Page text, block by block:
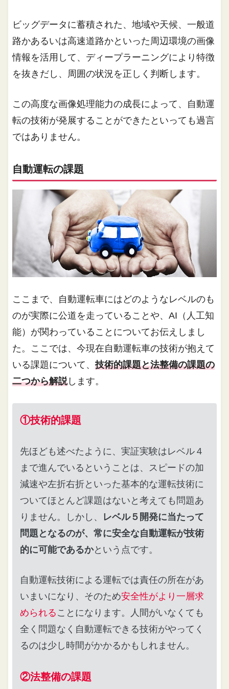
ビッグデータに蓄積された、地域や天候、一般道
路かあるいは高速道路かといった周辺環境の画像
情報を活用して、ディープラーニングにより特徴
を抜きだし、周囲の状況を正しく判断します。
この高度な画像処理能力の成長によって、自動運
転の技術が発展することができたといっても過言
ではありません。
自動運転の課題
ここまで、自動運転車にはどのようなレベルのも
のが実際に公道を走っていることや、AI（人工知
能）が関わっていることについてお伝えしまし
た。ここでは、今現在自動運転車の技術が抱えて
いる課題について、技術的課題と法整備の課題の
二つから解説します。
①技術的課題
先ほども述べたように、実証実験はレベル４
まで進んでいるということは、スピードの加
減速や左折右折といった基本的な運転技術に
ついてほとんど課題はないと考えても問題あ
りません。しかし、 レベル５開発に当たって
問題となるのが、常に安全な自動運転が技術
的に可能であるかという点です。
自動運転技術による運転では責任の所在があ
いまいになり、そのため安全性がより一層求
められる ことになります。人間がいなくても
全く問題なく自動運転できる技術がやってく
るのは少し時間がかかるかもしれません。
②法整備の課題